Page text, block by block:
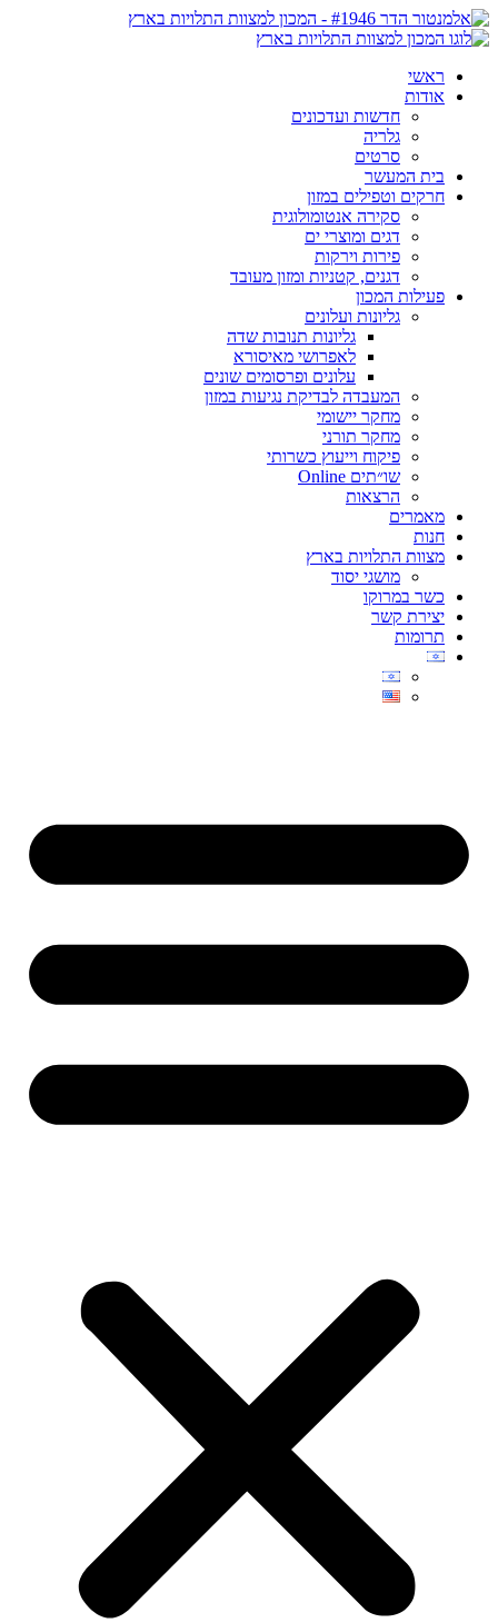
ראשי
אודות
חדשות ועדכונים
גלריה
סרטים
בית המעשר
חרקים וטפילים במזון
סקירה אנטומולוגית
דגים ומוצרי ים
פירות וירקות
דגנים, קטניות ומזון מעובד
פעילות המכון
גליונות ועלונים
גליונות תנובות שדה
לאפרושי מאיסורא
עלונים ופרסומים שונים
המעבדה לבדיקת נגיעות במזון
מחקר יישומי
מחקר תורני
פיקוח וייעוץ כשרותי
שו״תים Online
הרצאות
מאמרים
חנות
מצוות התלויות בארץ
מושגי יסוד
כשר במרוקו
יצירת קשר
תרומות